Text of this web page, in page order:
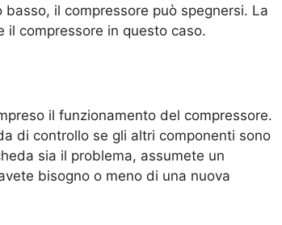
il compressore può spegnersi. La
compressore in questo caso.
il funzionamento del compressore.
di controllo se gli altri componenti sono
sia il problema, assumete un
bisogno o meno di una nuova